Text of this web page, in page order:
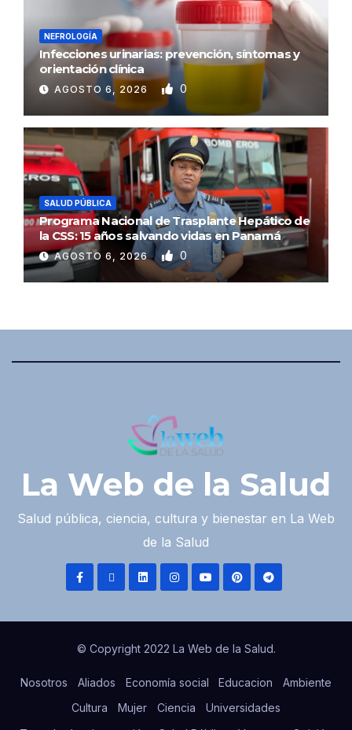
NEFROLOGÍA
Infecciones urinarias: prevención, síntomas y
orientación clínica
AGOSTO 6, 2026 0
SALUD PÚBLICA
Programa Nacional de Trasplante Hepático de
la CSS: 15 años salvando vidas en Panamá
AGOSTO 6, 2026 0
La Web de la Salud
Salud pública, ciencia, cultura y bienestar en La Web
de la Salud
© Copyright 2022 La Web de la Salud.
Nosotros Aliados Economía social Educacion
Ambiente
Cultura
Mujer Ciencia
Universidades